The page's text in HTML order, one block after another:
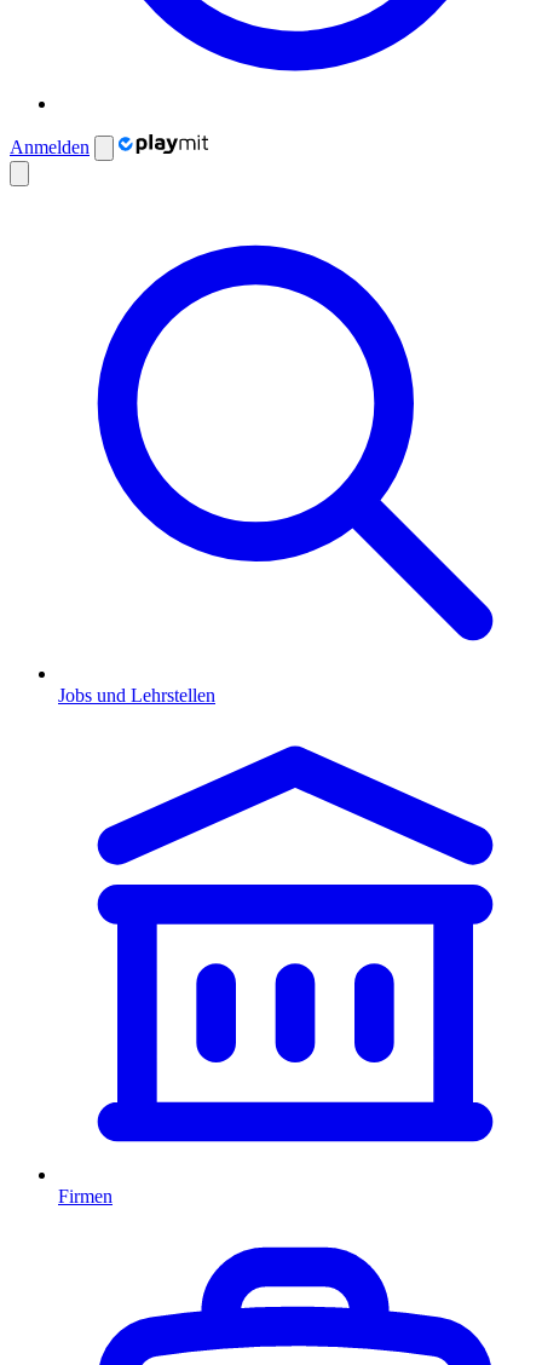
Anmelden
Jobs und Lehrstellen
Firmen